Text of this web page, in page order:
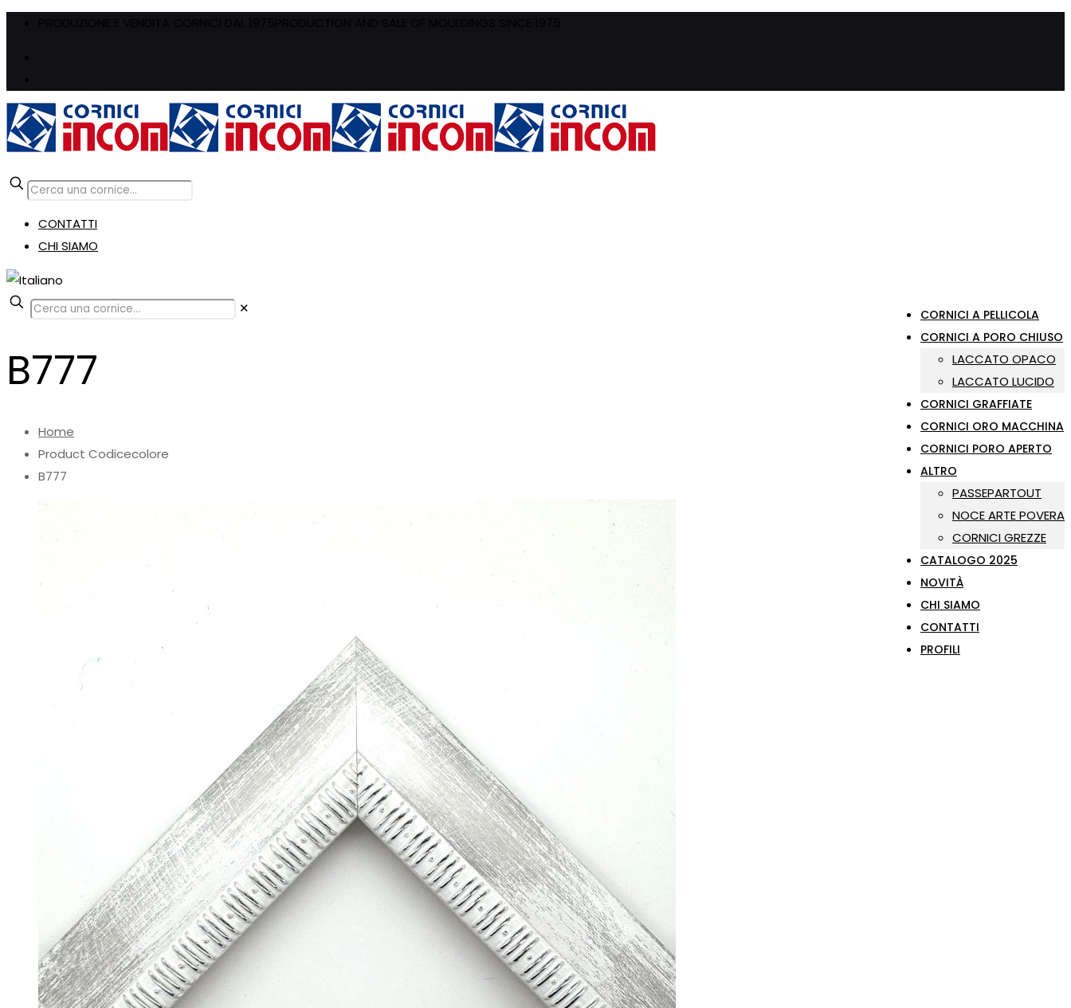
CONTATTI
CHI SIAMO
CORNICI A PELLICOLA
CORNICI A PORO CHIUSO
LACCATO OPACO
LACCATO LUCIDO
CORNICI GRAFFIATE
CORNICI ORO MACCHINA
CORNICI PORO APERTO
ALTRO
PASSEPARTOUT
NOCE ARTE POVERA
CORNICI GREZZE
CATALOGO 2025
NOVITÀ
CHI SIAMO
CONTATTI
PROFILI
✕
B777
Home
Product Codicecolore
B777